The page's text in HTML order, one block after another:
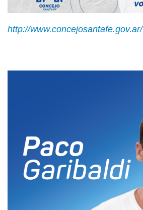
http://www.concejosantafe.gov.ar/